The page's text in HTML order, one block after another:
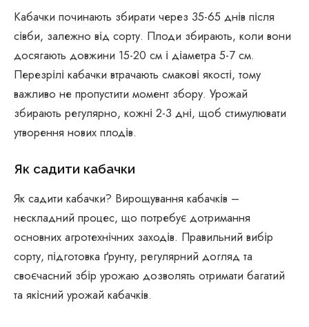
Кабачки починають збирати через 35-65 днів після
сівби, залежно від сорту. Плоди збирають, коли вони
досягають довжини 15-20 см і діаметра 5-7 см.
Перезрілі кабачки втрачають смакові якості, тому
важливо не пропустити момент збору. Урожай
збирають регулярно, кожні 2-3 дні, щоб стимулювати
утворення нових плодів.
Як садити кабачки
Як садити кабачки? Вирощування кабачків –
нескладний процес, що потребує дотримання
основних агротехнічних заходів. Правильний вибір
сорту, підготовка ґрунту, регулярний догляд та
своєчасний збір урожаю дозволять отримати багатий
та якісний урожай кабачків.